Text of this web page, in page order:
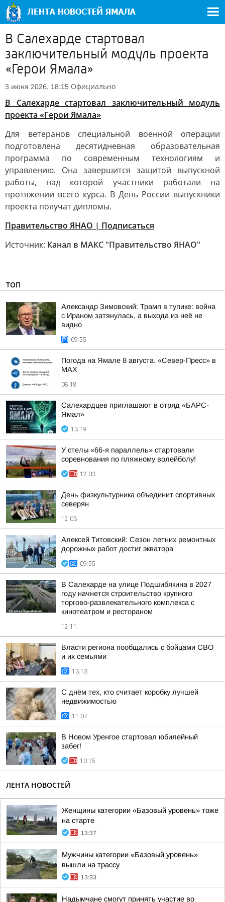
В Салехарде стартовал
заключительный модуль проекта
«Герои Ямала»
3 июня 2026, 18:15 Официально
В Салехарде стартовал заключительный модуль
проекта «Герои Ямала»
Для ветеранов специальной военной операции
подготовлена десятидневная образовательная
программа по современным технологиям и
управлению. Она завершится защитой выпускной
работы, над которой участники работали на
протяжении всего курса. В День России выпускники
проекта получат дипломы.
Правительство ЯНАО | Подписаться
Источник: Канал в МАКС "Правительство ЯНАО"
ТОП
Александр Зимовский: Трамп в тупике: война
с Ираном затянулась, а выхода из неё не
видно
09:55
Погода на Ямале 8 августа. «Север-Пресс» в
MAX
08:18
Салехардцев приглашают в отряд «БАРС-
Ямал»
13:19
У стелы «66-я параллель» стартовали
соревнования по пляжному волейболу!
12:03
День физкультурника объединит спортивных
северян
12:03
Алексей Титовский: Сезон летних ремонтных
дорожных работ достиг экватора
09:55
В Салехарде на улице Подшибякина в 2027
году начнется строительство крупного
торгово-развлекательного комплекса с
кинотеатром и рестораном
12:11
Власти региона пообщались с бойцами СВО
и их семьями
13:13
С днём тех, кто считает коробку лучшей
недвижимостью
11:07
В Новом Уренгое стартовал юбилейный
забег!
10:15
ЛЕНТА НОВОСТЕЙ
Женщины категории «Базовый уровень» тоже
на старте
13:37
Мужчины категории «Базовый уровень»
вышли на трассу
13:33
Надымчане смогут принять участие во